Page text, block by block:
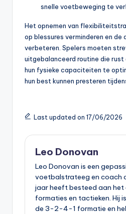
snelle voetbeweging te
Het opnemen van
op blessures verminderen en de
verbeteren. Spelers moeten
uitgebalanceerd routine die rust
hun fysieke capaciteiten te
hun best kunnen presteren
Last updated on 17/06/2026
Leo Donovan
Leo Donovan is een
voetbalstrateeg en coach
jaar heeft besteed aan het
formaties en tactieken. Hij
de 3-2-4-1 formatie en